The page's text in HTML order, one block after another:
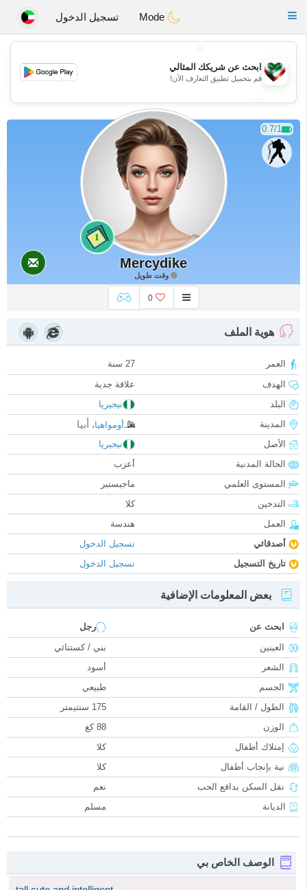
KuwaitChat
Toggle
تسجيل الدخول
💖
💕
ابحث عن شريكك المثالي
قم بتحميل تطبيق التعارف الآن!
0.7/1
1
Mercydike
وقت طويل
0
هوية الملف
العمر
27 سنة
الهدف
علاقة جدية
البلد
نيجيريا
المدينة
أومواهيا، أبيا
الأصل
نيجيريا
الحالة المدنية
أعزب
المستوى العلمي
ماجيستير
التدخين
كلا
العمل
هندسة
أصدقائي
تسجيل الدخول
تاريخ التسجيل
تسجيل الدخول
بعض المعلومات الإضافية
ابحث عن
رجل
العينين
بني / كستنائي
الشعر
أسود
الجسم
طبيعي
الطول / القامة
175 سنتيمتر
الوزن
88 كغ
إمتلاك أطفال
كلا
نية بإنجاب أطفال
كلا
نقل السكن بدافع الحب
نعم
الديانة
مسلم
الوصف الخاص بي